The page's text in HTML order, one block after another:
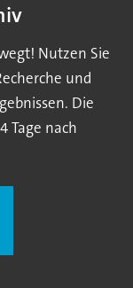
Nutzen Sie
und
Die
Tage nach